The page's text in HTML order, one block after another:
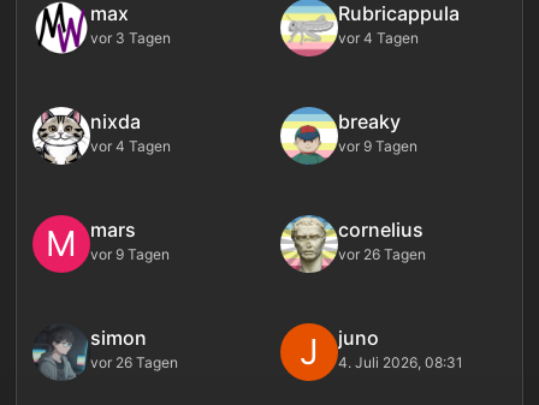
max
vor 3 Tagen
Rubricappula
vor 4 Tagen
nixda
vor 4 Tagen
breaky
vor 9 Tagen
M mars
vor 9 Tagen
cornelius
vor 26 Tagen
simon
vor 26 Tagen J juno
4. Juli 2026, 08:31